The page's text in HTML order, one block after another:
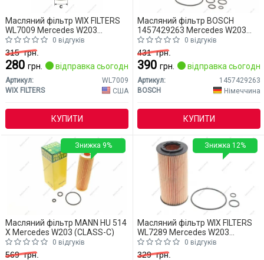
Масляний фільтр WIX FILTERS
WL7009 Mercedes W203
(CLASS-C)
0 відгуків
315грн.
280 грн. відправка сьогодні
Артикул:
WL7009
WIX FILTERS
США
КУПИТИ
Масляний фільтр BOSCH
1457429263 Mercedes W203
(CLASS-C)
0 відгуків
431грн.
390 грн. відправка сьогодні
Артикул:
1457429263
BOSCH
Німеччина
КУПИТИ
Масляний фільтр MANN HU 514
X Mercedes W203 (CLASS-C)
0 відгуків
569грн.
Знижка 9%
Масляний фільтр WIX FILTERS
WL7289 Mercedes W203
(CLASS-C)
0 відгуків
329грн.
Знижка 12%